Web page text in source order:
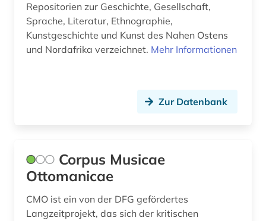
Repositorien zur Geschichte, Gesellschaft,
Sprache, Literatur, Ethnographie,
Kunstgeschichte und Kunst des Nahen Ostens
und Nordafrika verzeichnet. Mehr Informationen
Zur Datenbank
Corpus Musicae
Ottomanicae
CMO ist ein von der DFG gefördertes
Langzeitprojekt, das sich der kritischen